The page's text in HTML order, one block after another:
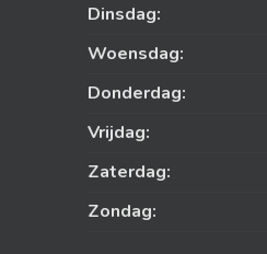
Dinsdag:
Woensdag:
Donderdag:
Vrijdag:
Zaterdag:
Zondag: